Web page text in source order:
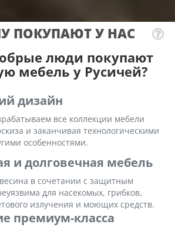
ПОКУПАЮТ У НАС
люди покупают
мебель у Русичей?
дизайн
все коллекции мебели
и заканчивая технологическими
особенностями.
и долговечная мебель
в сочетании с защитным
для насекомых, грибков,
излучения и моющих средств.
премиум-класса